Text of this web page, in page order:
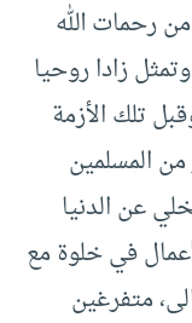
رحمات الله
زادا روحيا
تلك الأزمة
من المسلمين
عن الدنيا
في خلوة مع
متفرغين